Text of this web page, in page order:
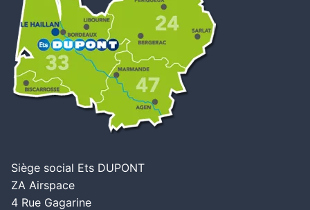
Siège social Ets DUPONT
ZA Airspace
4 Rue Gagarine